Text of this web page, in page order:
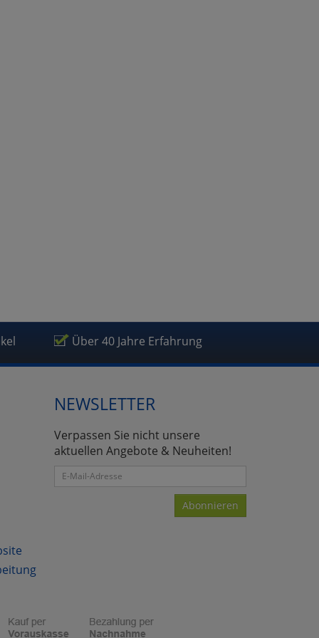
Über 40 Jahre Erfahrung
NEWSLETTER
Verpassen Sie nicht unsere
aktuellen Angebote & Neuheiten!
Abonnieren